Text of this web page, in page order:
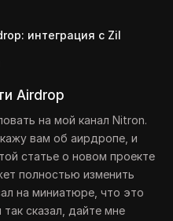
интеграция с Zil
Airdrop
на мой канал Nitron.
вам об аирдропе, и
статье о новом проекте
полностью изменить
на миниатюре, что это
сказал, дайте мне